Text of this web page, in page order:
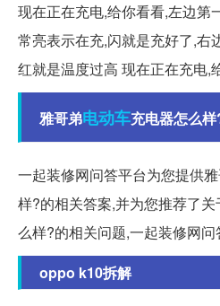
现在正在充电,给你看看,左边第
常亮表示在充,闪就是充好了,右
红就是温度过高 现在正在充电,
雅哥弟电动车充电器怎么
一起装修网问答平台为您提供
样?的相关答案,并为您推荐了
么样?的相关问题,一起装修网问
oppo k10拆解